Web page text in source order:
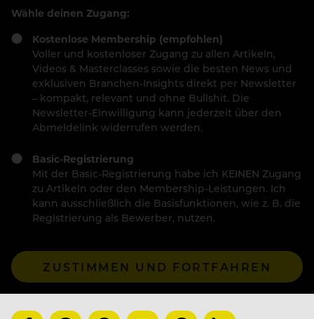
Wähle deinen Zugang:
Kostenlose Membership (empfohlen)
Voller und kostenloser Zugang zu allen Artikeln,
Videos & Masterclasses sowie die besten News und
exklusiven Branchen-Insights direkt per Newsletter
– kompakt, relevant und ohne Bullshit. Die
Newsletter-Einwilligung kann jederzeit über den
Abmeldelink widerrufen werden.
Basic-Registrierung
Mit der Basic-Registrierung habe ich KEINEN Zugang
zu Artikeln oder den Membership-Leistungen. Ich
kann ausschließlich die Basisfunktionen, wie z. B. die
Registrierung als Bewerber, nutzen.
ZUSTIMMEN UND FORTFAHREN